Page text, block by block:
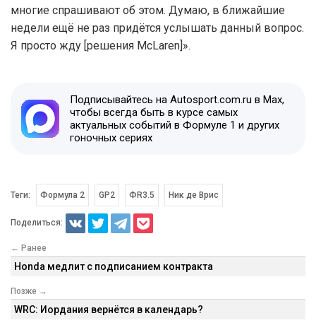
многие спрашивают об этом. Думаю, в ближайшие
недели ещё не раз придётся услышать данный вопрос.
Я просто жду [решения McLaren]».
Подписывайтесь на Autosport.com.ru в Max,
чтобы всегда быть в курсе самых
актуальных событий в Формуле 1 и других
гоночных сериях
Теги: Формула 2 GP2 ФR3.5 Ник де Врис
Поделиться:
← Ранее
Honda медлит с подписанием контракта
Позже →
WRC: Иордания вернётся в календарь?